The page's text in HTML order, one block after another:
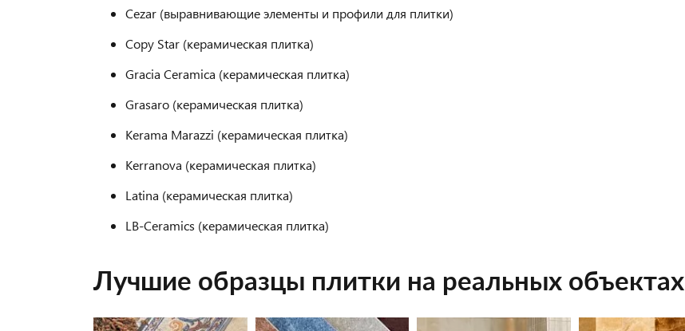
Cezar (выравнивающие элементы и профили для плитки)
Copy Star (керамическая плитка)
Gracia Ceramica (керамическая плитка)
Grasaro (керамическая плитка)
Kerama Marazzi (керамическая плитка)
Kerranova (керамическая плитка)
Latina (керамическая плитка)
LB-Ceramics (керамическая плитка)
Лучшие образцы плитки на реальных объектах